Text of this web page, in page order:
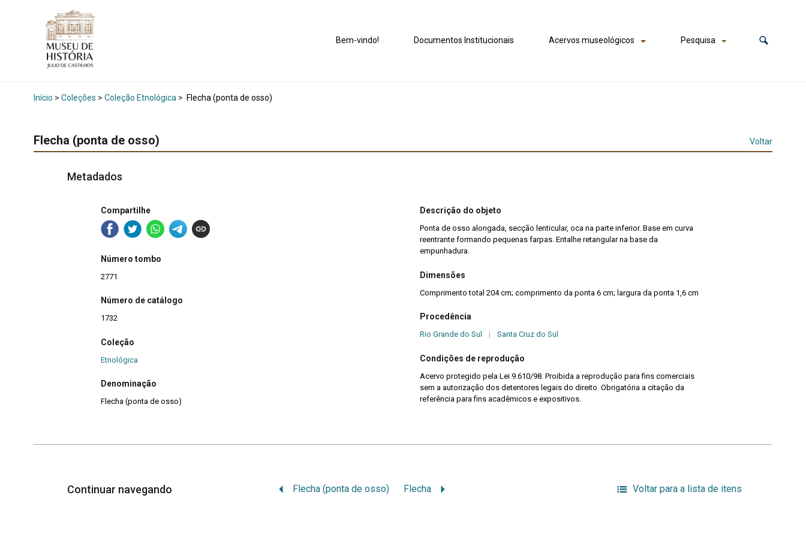
Bem-vindo! Documentos Institucionais Acervos museológicos Pesquisa
Início > Coleções > Coleção Etnológica > Flecha (ponta de osso)
Flecha (ponta de osso) Voltar
Metadados
Compartilhe
Número tombo
2771
Número de catálogo
1732
Coleção
Etnológica
Denominação
Flecha (ponta de osso)
Descrição do objeto
Ponta de osso alongada, secção lenticular, oca na parte inferior. Base em curva
reentrante formando pequenas farpas. Entalhe retangular na base da
empunhadura.
Dimensões
Comprimento total 204 cm; comprimento da ponta 6 cm; largura da ponta 1,6 cm
Procedência
Rio Grande do Sul | Santa Cruz do Sul
Condições de reprodução
Acervo protegido pela Lei 9.610/98. Proibida a reprodução para fins comerciais
sem a autorização dos detentores legais do direito. Obrigatória a citação da
referência para fins acadêmicos e expositivos.
Continuar navegando Flecha (ponta de osso) Flecha Voltar para a lista de itens